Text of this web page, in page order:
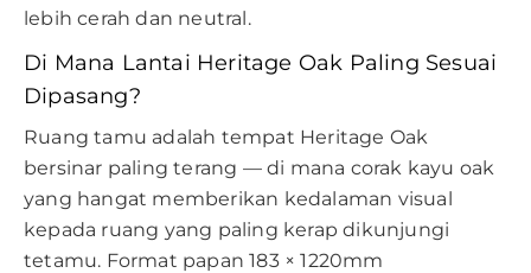
lebih cerah dan neutral.
Di Mana Lantai Heritage Oak Paling Sesuai
Dipasang?
Ruang tamu adalah tempat Heritage Oak
bersinar paling terang — di mana corak kayu oak
yang hangat memberikan kedalaman visual
kepada ruang yang paling kerap dikunjungi
tetamu. Format papan 183 × 1220mm